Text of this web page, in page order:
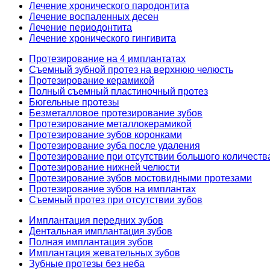
Лечение хронического пародонтита
Лечение воспаленных десен
Лечение периодонтита
Лечение хронического гингивита
Протезирование на 4 имплантатах
Съемный зубной протез на верхнюю челюсть
Протезирование керамикой
Полный съемный пластиночный протез
Бюгельные протезы
Безметалловое протезирование зубов
Протезирование металлокерамикой
Протезирование зубов коронками
Протезирование зуба после удаления
Протезирование при отсутствии большого
Протезирование нижней челюсти
Протезирование зубов мостовидными протезами
Протезирование зубов на имплантах
Съемный протез при отсутствии зубов
Имплантация передних зубов
Дентальная имплантация зубов
Полная имплантация зубов
Имплантация жевательных зубов
Зубные протезы без неба